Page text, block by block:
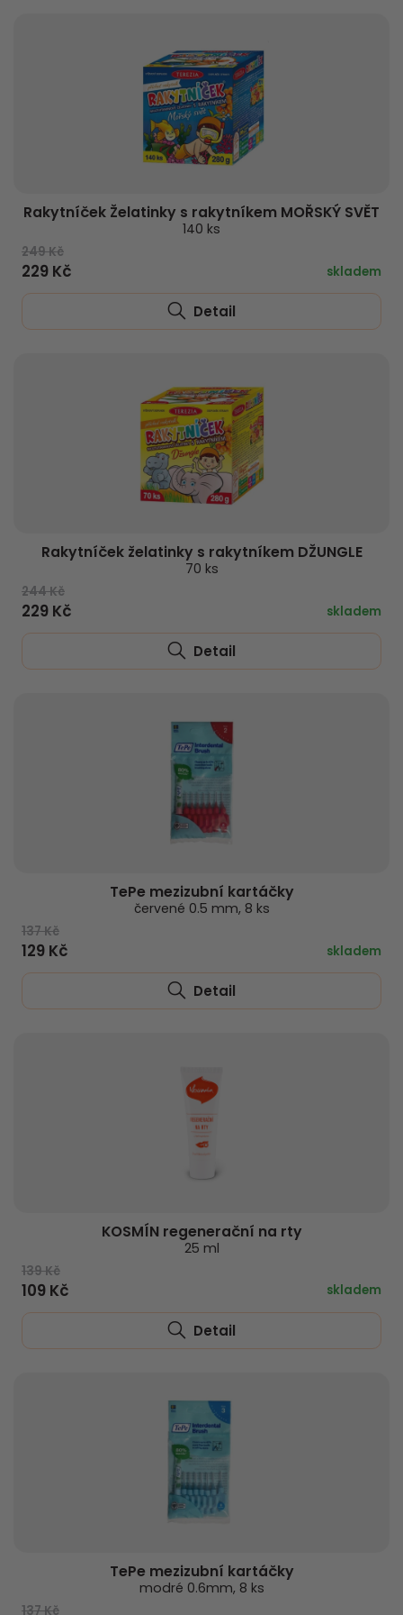
Rakytníček Želatinky s rakytníkem MOŘSKÝ SVĚT
140 ks
249 Kč
229 Kč skladem
Detail
Rakytníček želatinky s rakytníkem DŽUNGLE
70 ks
244 Kč
229 Kč skladem
Detail
TePe mezizubní kartáčky
červené 0.5 mm, 8 ks
137 Kč
129 Kč skladem
Detail
KOSMÍN regenerační na rty
25 ml
139 Kč
109 Kč skladem
Detail
TePe mezizubní kartáčky
modré 0.6mm, 8 ks
137 Kč